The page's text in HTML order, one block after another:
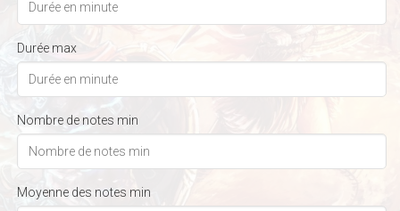
Durée max
Nombre de notes min
Moyenne des notes min